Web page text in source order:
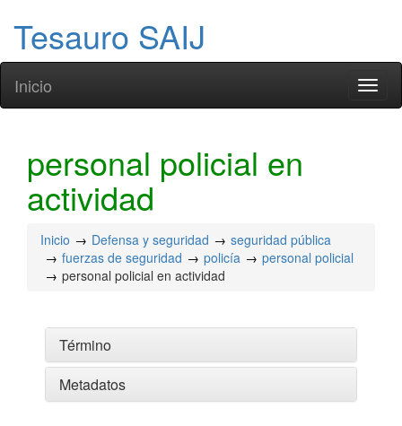
Tesauro SAIJ
Inicio
personal policial en
actividad
Inicio Defensa y seguridad
seguridad pública
fuerzas de seguridad
policía
personal policial
personal policial en actividad
Término
Metadatos